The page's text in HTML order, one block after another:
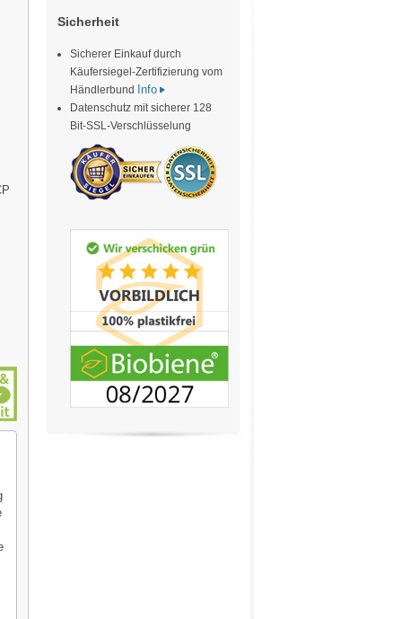
Sicherheit
Sicherer Einkauf durch
Käufersiegel-Zertifizierung vom
Händlerbund
Info
Datenschutz mit sicherer 128
Bit-SSL-Verschlüsselung